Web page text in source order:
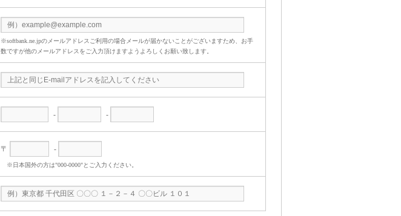
※softbank.ne.jpのメールアドレスご利用の場合メールが届かないことがございますため、お手
数ですが他のメールアドレスをご入力頂けますようよろしくお願い致します。
- -
〒 -
※日本国外の方は"000-0000"とご入力ください。